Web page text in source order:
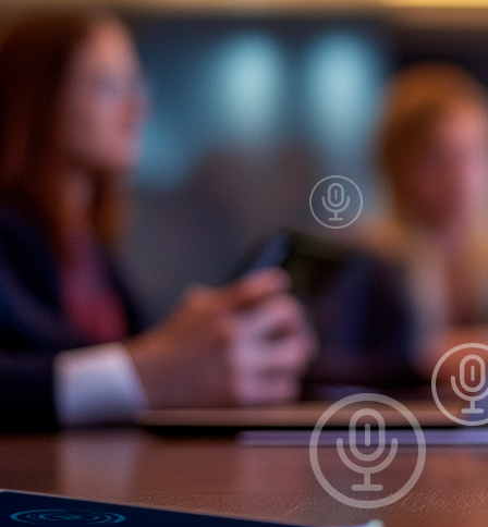
J’ai été invité sur un dossier
Connexion
Organisations
A propos de Justice.cool
Contact – FAQ
Language
fr